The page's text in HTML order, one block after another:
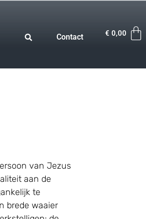
Contact € 0,00
van Jezus
aan de
te
brede waaier